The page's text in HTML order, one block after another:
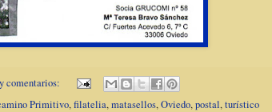
comentarios:
Primitivo,filatelia,matasellos,Oviedo,postal,turístico